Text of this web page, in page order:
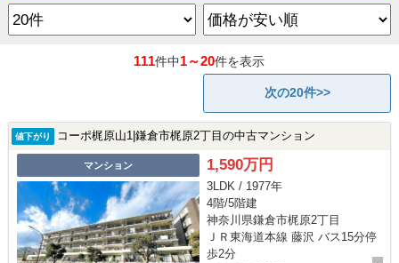
111件中1～20件を表示
次の20件>>
値下がり コーポ梶原山1|鎌倉市梶原2丁目の中古マンション
マンション 1,590万円
3LDK / 1977年
4階/5階建
神奈川県鎌倉市梶原2丁目
ＪＲ東海道本線 藤沢 バス15分停
歩2分